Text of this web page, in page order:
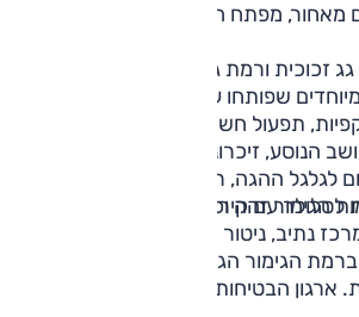
מפתח חכם, תפעול חשמלי למושב
זכוכית ורמת גימור 'עלית' שמוסיפה
מיוחדים שפותחו עבור החשמליות של
תפעול חשמלי לדלת האחורית,
הנוסע, זיכרונות למושב הנהג, אוורר
לגלגל ההגה, ריפוד עור, תאורת אווירה
עם קירור ועוד.
זהה וכולל בלימה אוטונומית,
נתיב, ניטור אקטיבי של שטחים מתים,
הגימור הגבוהה, הקרנת תמונת